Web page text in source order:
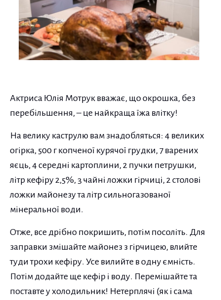
Актриса Юлія Мотрук вважає, що окрошка, без
перебільшення, – це найкраща їжа влітку!
На велику каструлю вам знадобляться: 4 великих
огірка, 500 г копченої курячої грудки, 7 варених
яєць, 4 середні картоплини, 2 пучки петрушки,
літр кефіру 2,5%, 3 чайні ложки гірчиці, 2 столові
ложки майонезу та літр сильногазованої
мінеральної води.
Отже, все дрібно покришить, потім посоліть. Для
заправки змішайте майонез з гірчицею, влийте
туди трохи кефіру. Усе вилийте в одну ємність.
Потім додайте ще кефір і воду. Перемішайте та
поставте у холодильник! Нетерплячі (як і сама